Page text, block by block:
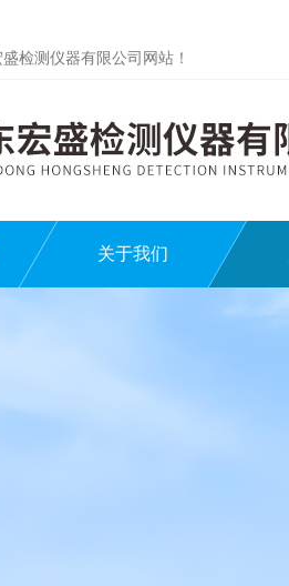
检测仪器有限公司网站！
关于我们